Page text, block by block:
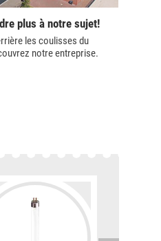
plus à notre sujet!
les coulisses du
notre entreprise.